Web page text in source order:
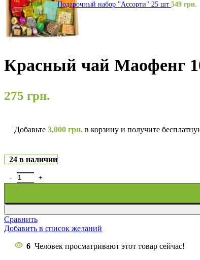
Подарочный набор "Ассорти" 25 шт 549 грн.
Красный чай Маофенг
275 грн.
Добавьте 3,000 грн. в корзину и получите
24 в наличии
Сравнить
Добавить в список желаний
6 Человек просматривают этот товар сейчас!